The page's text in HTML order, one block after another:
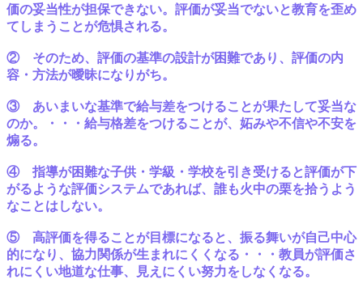
価の妥当性が担保できない。評価が妥当でないと教育を歪め
てしまうことが危惧される。
② そのため、評価の基準の設計が困難であり、評価の内
容・方法が曖昧になりがち。
③ あいまいな基準で給与差をつけることが果たして妥当な
のか。・・・給与格差をつけることが、妬みや不信や不安を
煽る。
④ 指導が困難な子供・学級・学校を引き受けると評価が下
がるような評価システムであれば、誰も火中の栗を拾うよう
なことはしない。
⑤ 高評価を得ることが目標になると、振る舞いが自己中心
的になり、協力関係が生まれにくくなる・・・教員が評価さ
れにくい地道な仕事、見えにくい努力をしなくなる。